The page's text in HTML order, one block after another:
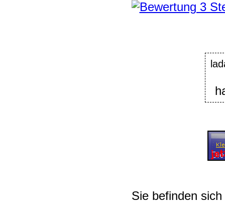
Sie befinden